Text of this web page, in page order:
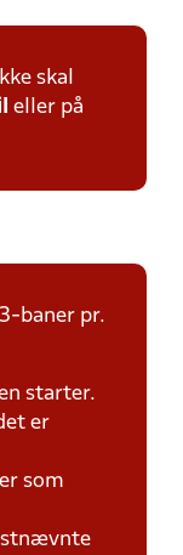
skal
eller på
baner pr.
starter.
er
som